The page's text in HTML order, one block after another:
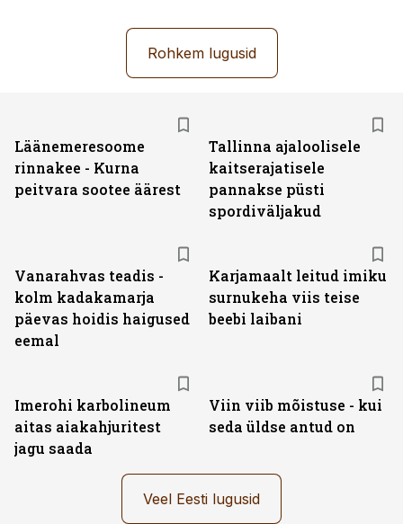
Rohkem lugusid
Läänemeresoome
rinnakee - Kurna
peitvara sootee äärest
Tallinna ajaloolisele
kaitserajatisele
pannakse püsti
spordiväljakud
Vanarahvas teadis -
kolm kadakamarja
päevas hoidis haigused
eemal
Karjamaalt leitud imiku
surnukeha viis teise
beebi laibani
Imerohi karbolineum
aitas aiakahjuritest
jagu saada
Viin viib mõistuse - kui
seda üldse antud on
Veel Eesti lugusid